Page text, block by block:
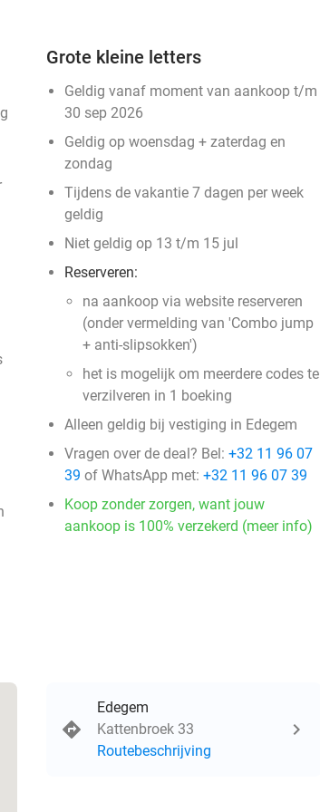
Grote kleine letters
Geldig vanaf moment van aankoop t/m
30 sep 2026
Geldig op woensdag + zaterdag en
zondag
Tijdens de vakantie 7 dagen per week
geldig
Niet geldig op 13 t/m 15 jul
Reserveren:
na aankoop via website reserveren
(onder vermelding van 'Combo jump
+ anti-slipsokken')
het is mogelijk om meerdere codes te
verzilveren in 1 boeking
Alleen geldig bij vestiging in Edegem
Vragen over de deal? Bel: +32 11 96 07
39 of WhatsApp met: +32 11 96 07 39
Koop zonder zorgen, want jouw
aankoop is 100% verzekerd (meer info)
Edegem
Kattenbroek 33
Routebeschrijving